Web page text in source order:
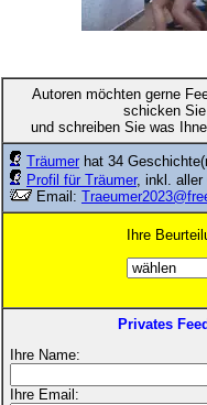
Autoren möchten gerne
schicken
und schreiben Sie was
Träumer hat 34
Profil für Träumer, inkl. aller
Email:
Ihre
Privates
Ihre Name:
Ihre Email: